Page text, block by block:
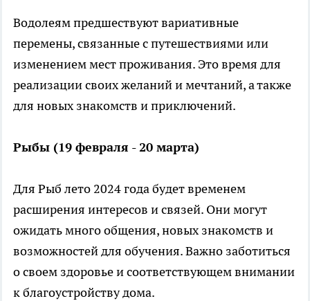
Водолеям предшествуют вариативные
перемены, связанные с путешествиями или
изменением мест проживания. Это время для
реализации своих желаний и мечтаний, а также
для новых знакомств и приключений.
Рыбы (19 февраля - 20 марта)
Для Рыб лето 2024 года будет временем
расширения интересов и связей. Они могут
ожидать много общения, новых знакомств и
возможностей для обучения. Важно заботиться
о своем здоровье и соответствующем внимании
к благоустройству дома.